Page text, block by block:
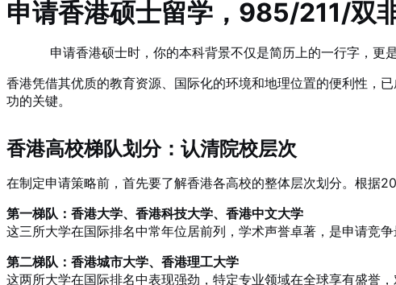
申请香港硕士留学，985/211/双
申请香港硕士时，你的本科背景不仅是简历上的一行字，更
香港凭借其优质的教育资源、国际化的环境和地理位置的便利性，
功的关键。
香港高校梯队划分：认清院校层次
在制定申请策略前，首先要了解香港各高校的整体层次划分。根据
第一梯队：香港大学、香港科技大学、香港中文大学
这三所大学在国际排名中常年位居前列，学术声誉卓著，是申请竞争
第二梯队：香港城市大学、香港理工大学
这两所大学在国际排名中表现强劲，特定专业领域在全球享有盛誉，